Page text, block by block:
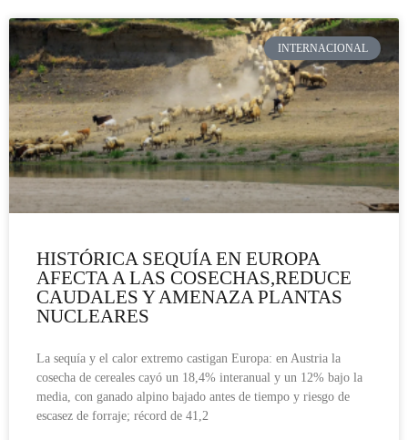
INTERNACIONAL
HISTÓRICA SEQUÍA EN EUROPA
AFECTA A LAS COSECHAS,REDUCE
CAUDALES Y AMENAZA PLANTAS
NUCLEARES
La sequía y el calor extremo castigan Europa: en Austria la
cosecha de cereales cayó un 18,4% interanual y un 12% bajo la
media, con ganado alpino bajado antes de tiempo y riesgo de
escasez de forraje; récord de 41,2